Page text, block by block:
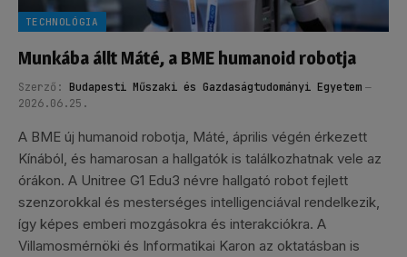
TECHNOLÓGIA
Munkába állt Máté, a BME humanoid robotja
Szerző: Budapesti Műszaki és Gazdaságtudományi Egyetem
2026.06.25.
A BME új humanoid robotja, Máté, április végén érkezett
Kínából, és hamarosan a hallgatók is találkozhatnak vele az
órákon. A Unitree G1 Edu3 névre hallgató robot fejlett
szenzorokkal és mesterséges intelligenciával rendelkezik,
így képes emberi mozgásokra és interakciókra. A
Villamosmérnöki és Informatikai Karon az oktatásban is